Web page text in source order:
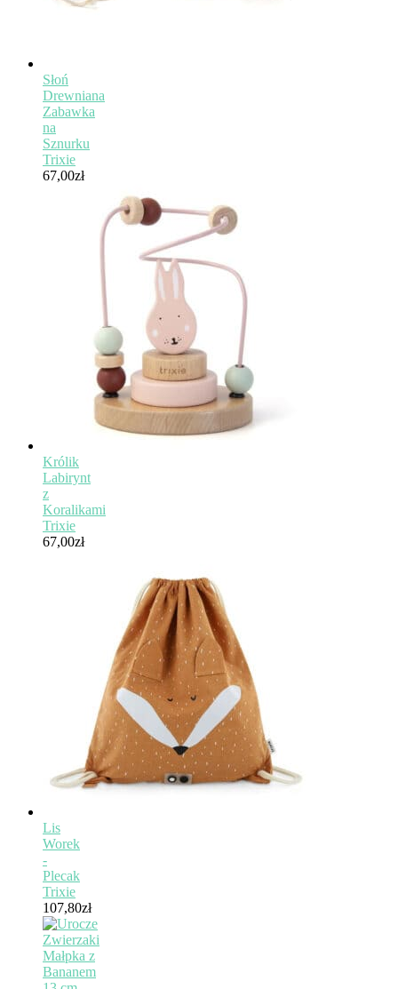
Słoń
Drewniana
Zabawka
na
Sznurku
Trixie
67,00zł
Królik
Labirynt
z
Koralikami
Trixie
67,00zł
Lis
Worek
-
Plecak
Trixie
107,80zł